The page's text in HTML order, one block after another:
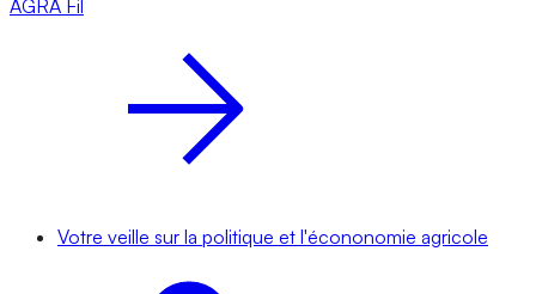
AGRA Fil
Votre veille sur la politique et l'écononomie agricole